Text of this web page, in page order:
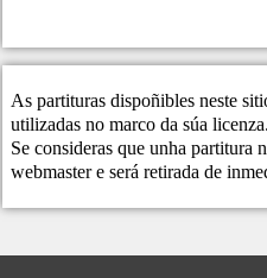
As partituras dispoñibles neste
utilizadas no marco da súa
Se consideras que unha partitura
webmastere será retirada de